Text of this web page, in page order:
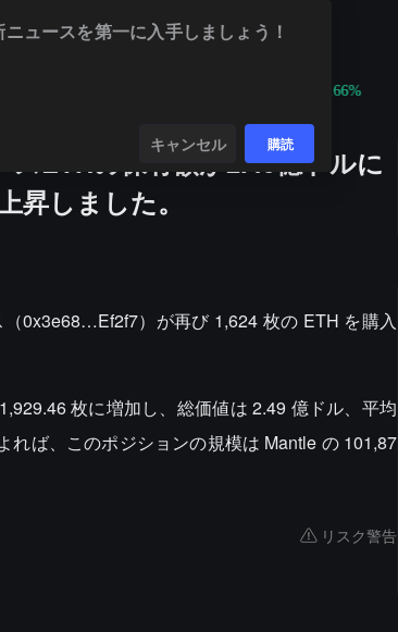
+0.66%
ETHの保有額が2.49億ドルに
昇しました。
0x3e68…Ef2f7）が再び 1,624 枚の ETH を購入
枚に増加し、総価値は 2.49 億ドル、平均
れば、このポジションの規模は Mantle の 101,87
リスク警告
ニュースを第一に入手しましょう！
キャンセル 購読